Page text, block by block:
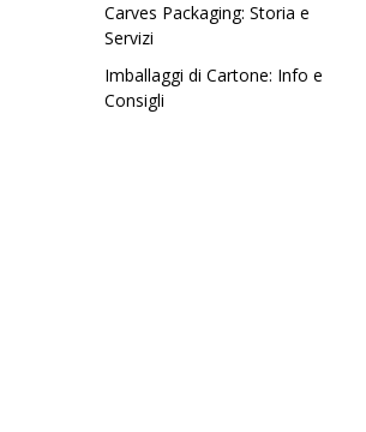
Carves Packaging: Storia e
Servizi
Imballaggi di Cartone: Info e
Consigli